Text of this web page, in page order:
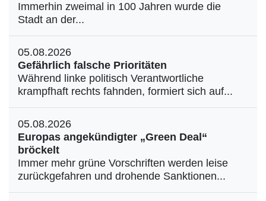
Immerhin zweimal in 100 Jahren wurde die
Stadt an der...
05.08.2026
Gefährlich falsche Prioritäten
Während linke politisch Verantwortliche
krampfhaft rechts fahnden, formiert sich auf...
05.08.2026
Europas angekündigter „Green Deal“
bröckelt
Immer mehr grüne Vorschriften werden leise
zurückgefahren und drohende Sanktionen...